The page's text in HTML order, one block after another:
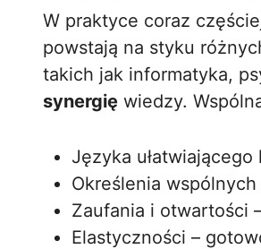
W praktyce coraz
powstają na styku
takich jak informatyka,
synergię wiedzy.
Języka
Określenia
Zaufania i otwartości
Elastyczności –